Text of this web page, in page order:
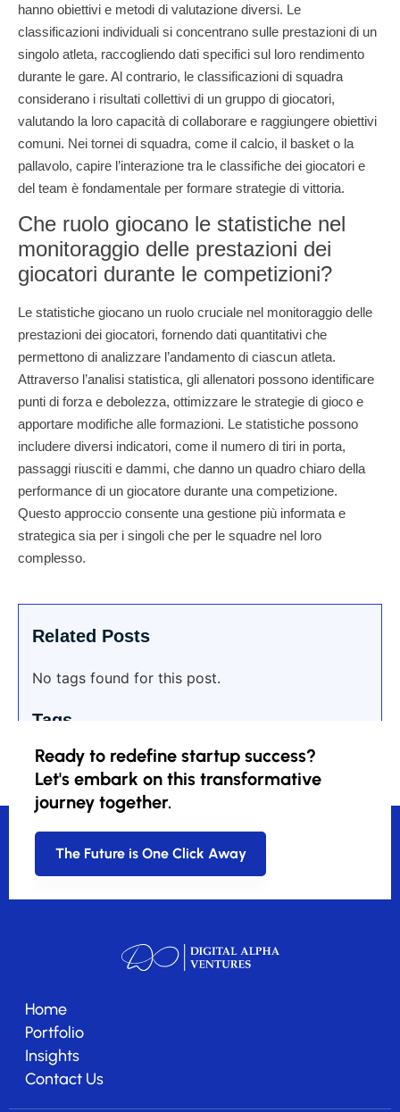
hanno obiettivi e metodi di valutazione diversi. Le
classificazioni individuali si concentrano sulle prestazioni di un
singolo atleta, raccogliendo dati specifici sul loro rendimento
durante le gare. Al contrario, le classificazioni di squadra
considerano i risultati collettivi di un gruppo di giocatori,
valutando la loro capacità di collaborare e raggiungere obiettivi
comuni. Nei tornei di squadra, come il calcio, il basket o la
pallavolo, capire l’interazione tra le classifiche dei giocatori e
del team è fondamentale per formare strategie di vittoria.
Che ruolo giocano le statistiche nel
monitoraggio delle prestazioni dei
giocatori durante le competizioni?
Le statistiche giocano un ruolo cruciale nel monitoraggio delle
prestazioni dei giocatori, fornendo dati quantitativi che
permettono di analizzare l’andamento di ciascun atleta.
Attraverso l’analisi statistica, gli allenatori possono identificare
punti di forza e debolezza, ottimizzare le strategie di gioco e
apportare modifiche alle formazioni. Le statistiche possono
includere diversi indicatori, come il numero di tiri in porta,
passaggi riusciti e dammi, che danno un quadro chiaro della
performance di un giocatore durante una competizione.
Questo approccio consente una gestione più informata e
strategica sia per i singoli che per le squadre nel loro
complesso.
Related Posts
No tags found for this post.
Tags
Ready to redefine startup success?
Let's embark on this transformative
journey together.
The Future is One Click Away
Home
Portfolio
Insights
Contact Us